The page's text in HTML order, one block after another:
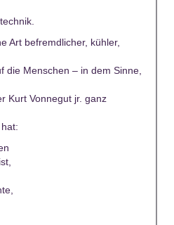
Art befremdlicher, kühler,
die Menschen – in dem Sinne,
Kurt Vonnegut jr. ganz